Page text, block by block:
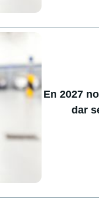
En 2027
dar